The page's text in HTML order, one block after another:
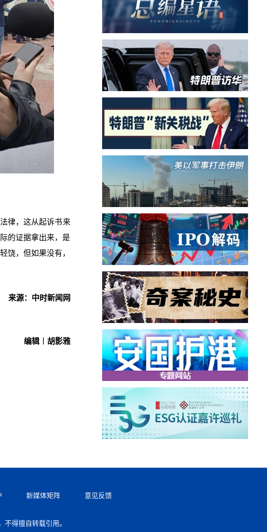
律，这从起诉书来
的证据拿出来，是
饶，但如果没有，
来源：中时新闻网
编辑︱胡影雅
新媒体矩阵 意见反馈
得擅自转载引用。